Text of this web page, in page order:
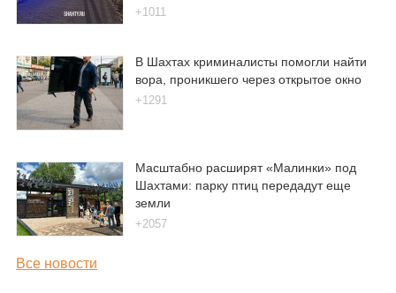
+1011
В Шахтах криминалисты помогли найти
вора, проникшего через открытое окно
+1291
Масштабно расширят «Малинки» под
Шахтами: парку птиц передадут еще
земли
+2057
Все новости